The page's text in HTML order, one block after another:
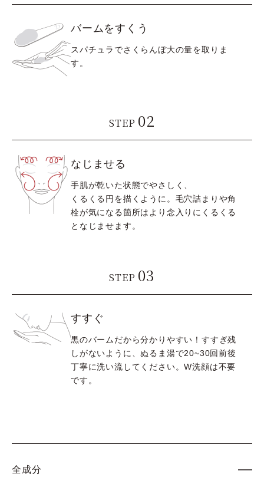
バームをすくう
スパチュラでさくらんぼ大の量を取りま
す。
STEP 02
なじませる
手肌が乾いた状態でやさしく、
くるくる円を描くように。毛穴詰まりや角
栓が気になる箇所はより念入りにくるくる
となじませます。
STEP 03
すすぐ
黒のバームだから分かりやすい！すすぎ残
しがないように、ぬるま湯で20~30回前後
丁寧に洗い流してください。W洗顔は不要
です。
全成分